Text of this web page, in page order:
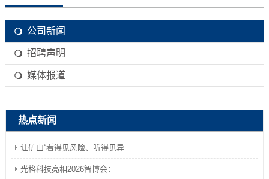
公司新闻
招聘声明
媒体报道
热点新闻
让矿山“看得见风险、听得见异
光格科技亮相2026智博会：